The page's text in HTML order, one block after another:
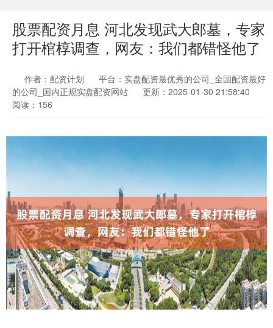
股票配资月息 河北发现武大郎墓，专家
打开棺椁调查，网友：我们都错怪他了
作者：配资计划
平台：实盘配资最优秀的公司_全国配资最好
的公司_国内正规实盘配资网站
更新：2025-01-30 21:58:40
阅读：156